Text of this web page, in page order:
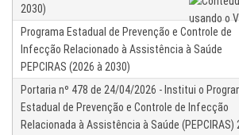
2030)
Programa Estadual de Prevenção e Controle de
Infecção Relacionado à Assistência à Saúde
PEPCIRAS (2026 à 2030)
Portaria nº 478 de 24/04/2026 - Institui o
Estadual de Prevenção e Controle de Infecção
Relacionada à Assistência à Saúde (PEPCIRAS)